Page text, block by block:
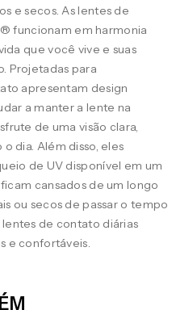
e secos. As lentes de
funcionam em harmonia
que você vive e suas
Projetadas para
apresentam design
a manter a lente na
de uma visão clara,
dia. Além disso, eles
de UV disponível em um
cansados de um longo
ou secos de passar o tempo
de contato diárias
e confortáveis.